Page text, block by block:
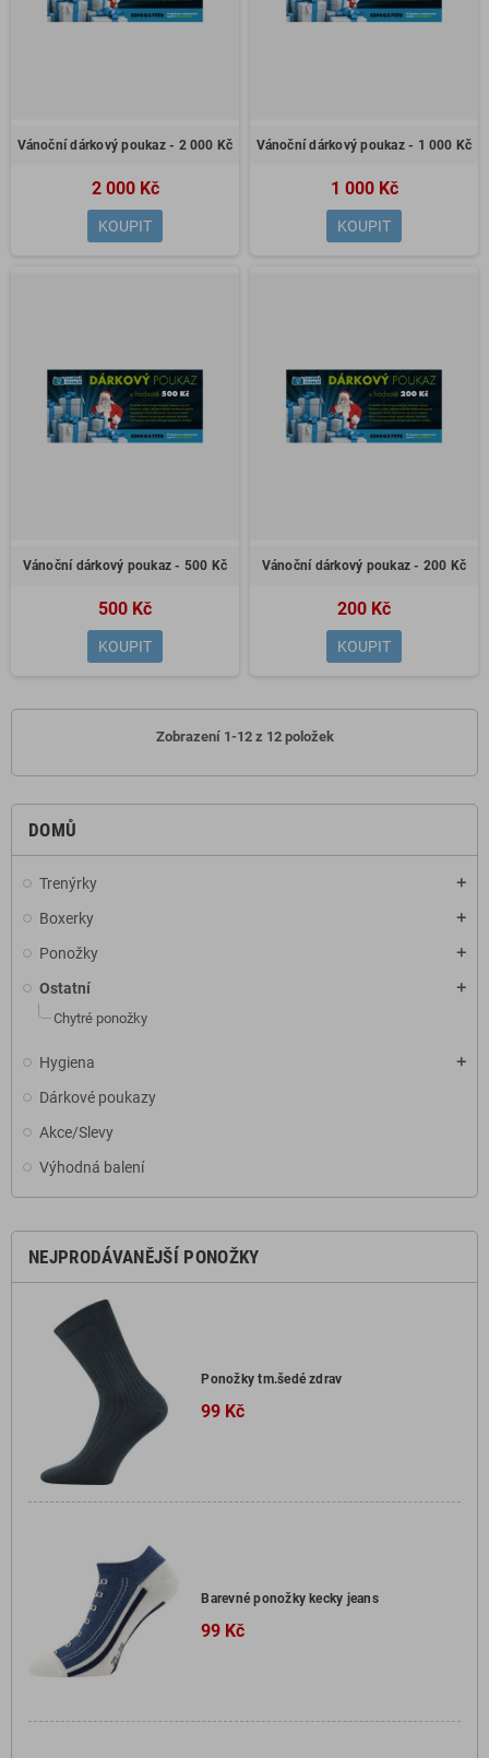
DOMŮ
Trenýrky add
Boxerky add
Ponožky add
Ostatní add
Chytré ponožky
Hygiena add
Dárkové poukazy
Akce/Slevy
Výhodná balení
NEJPRODÁVANĚJŠÍ PONOŽKY
Ponožky tm.šedé zdrav
99 Kč
Barevné ponožky kecky jeans
99 Kč
Vánoční dárkový poukaz - 2 000 Kč
2 000 Kč
KOUPIT
Vánoční dárkový poukaz - 1 000 Kč
1 000 Kč
KOUPIT
Vánoční dárkový poukaz - 500 Kč
500 Kč
KOUPIT
Vánoční dárkový poukaz - 200 Kč
200 Kč
KOUPIT
Zobrazení 1-12 z 12 položek